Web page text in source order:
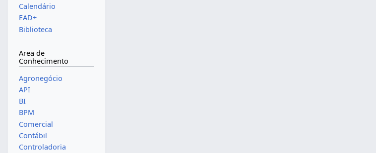
Calendário
EAD+
Biblioteca
Area de
Conhecimento
Agronegócio
API
BI
BPM
Comercial
Contábil
Controladoria